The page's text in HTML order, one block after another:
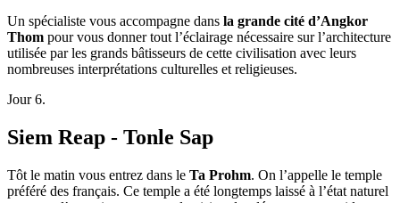
Un spécialiste vous accompagne dans la grande cité d’Angkor
Thom pour vous donner tout l’éclairage nécessaire sur l’architecture
utilisée par les grands bâtisseurs de cette civilisation avec leurs
nombreuses interprétations culturelles et religieuses.
Jour 6.
Siem Reap - Tonle Sap
Tôt le matin vous entrez dans le Ta Prohm. On l’appelle le temple
préféré des français. Ce temple a été longtemps laissé à l’état naturel